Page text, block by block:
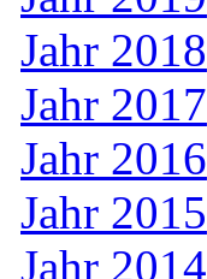
Jahr 2018
Jahr 2017
Jahr 2016
Jahr 2015
Jahr 2014